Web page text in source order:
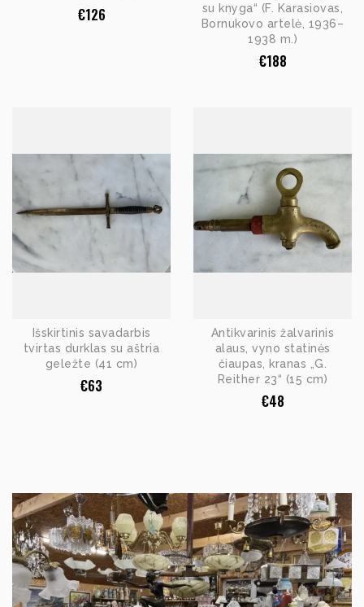
€126
su knyga“ (F. Karasiovas,
Bornukovo artelė, 1936–
1938 m.)
€188
Išskirtinis savadarbis
tvirtas durklas su aštria
geležte (41 cm)
€63
Antikvarinis žalvarinis
alaus, vyno statinės
čiaupas, kranas „G.
Reither 23“ (15 cm)
€48